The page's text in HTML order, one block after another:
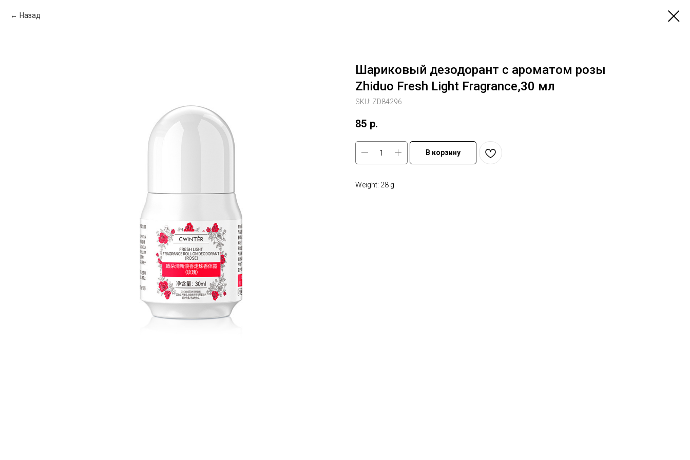
Назад
Шариковый дезодорант с ароматом розы
Zhiduo Fresh Light Fragrance,30 мл
SKU: ZD84296
85 р.
В корзину
Weight: 28 g